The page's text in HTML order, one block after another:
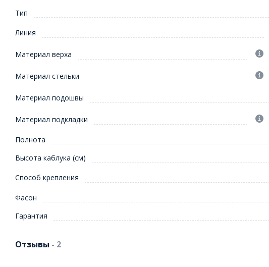
Тип
Линия
Материал верха
Материал стельки
Материал подошвы
Материал подкладки
Полнота
Высота каблука (см)
Способ крепления
Фасон
Гарантия
Отзывы - 2